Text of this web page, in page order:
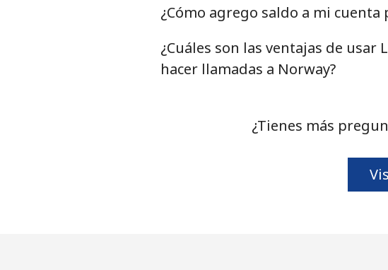
Nigeria
Línea fija ⁦21.5¢⁩
¿Cómo agrego saldo a mi cuenta
¿Cuáles son las ventajas de
hacer llamadas a Norway?
¿Tienes más